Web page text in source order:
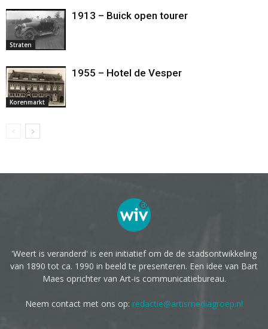
Straten
1913 – Buick open tourer
Korenmarkt
1955 – Hotel de Vesper
'Weert is veranderd' is een initiatief om de de stadsontwikkeling
van 1890 tot ca. 1990 in beeld te presenteren. Een idee van Bart
Maes oprichter van Art-is communicatiebureau.
Neem contact met ons op: redactie@artismediagroep.nl